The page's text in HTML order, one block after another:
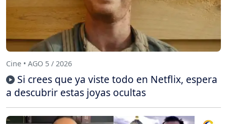
Cine • AGO 5 / 2026
Si crees que ya viste todo en Netflix, espera
a descubrir estas joyas ocultas